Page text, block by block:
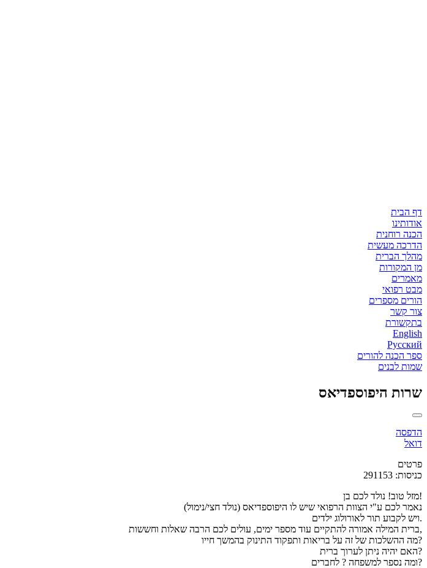
דף הבית
אודותינו
הכנה רוחנית
הדרכה מעשית
מהלך הברית
מן המקורות
מאמרים
מבט רפואי
הורים מספרים
צור קשר
בתקשורת
English
Русский
ספר הכנה להורים
שמות לבנים
שרות היפוספדיאס
הדפסה
דואל
פרטים
כניסות: 291153
מזל טוב! נולד לכם בן!
נאמר לכם ע"י הצוות הרפואי שיש לו היפוספדיאס (נולד חצי/נימול)
ויש לקבוע תור לאורולוג ילדים.
ברית המילה אמורה להתקיים עוד מספר ימים, עולים לכם הרבה שאלות וחששות,
מה ההשלכות של זה על בריאות ותפקוד התינוק בהמשך חייו?
האם יהיה ניתן לערוך ברית?
ומה נספר למשפחה ? לחברים?